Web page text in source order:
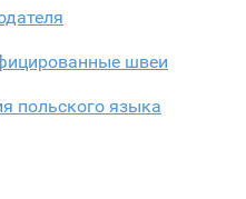
швеи
польского языка